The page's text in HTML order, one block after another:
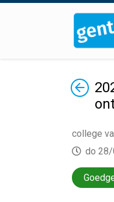
Terug
college
do